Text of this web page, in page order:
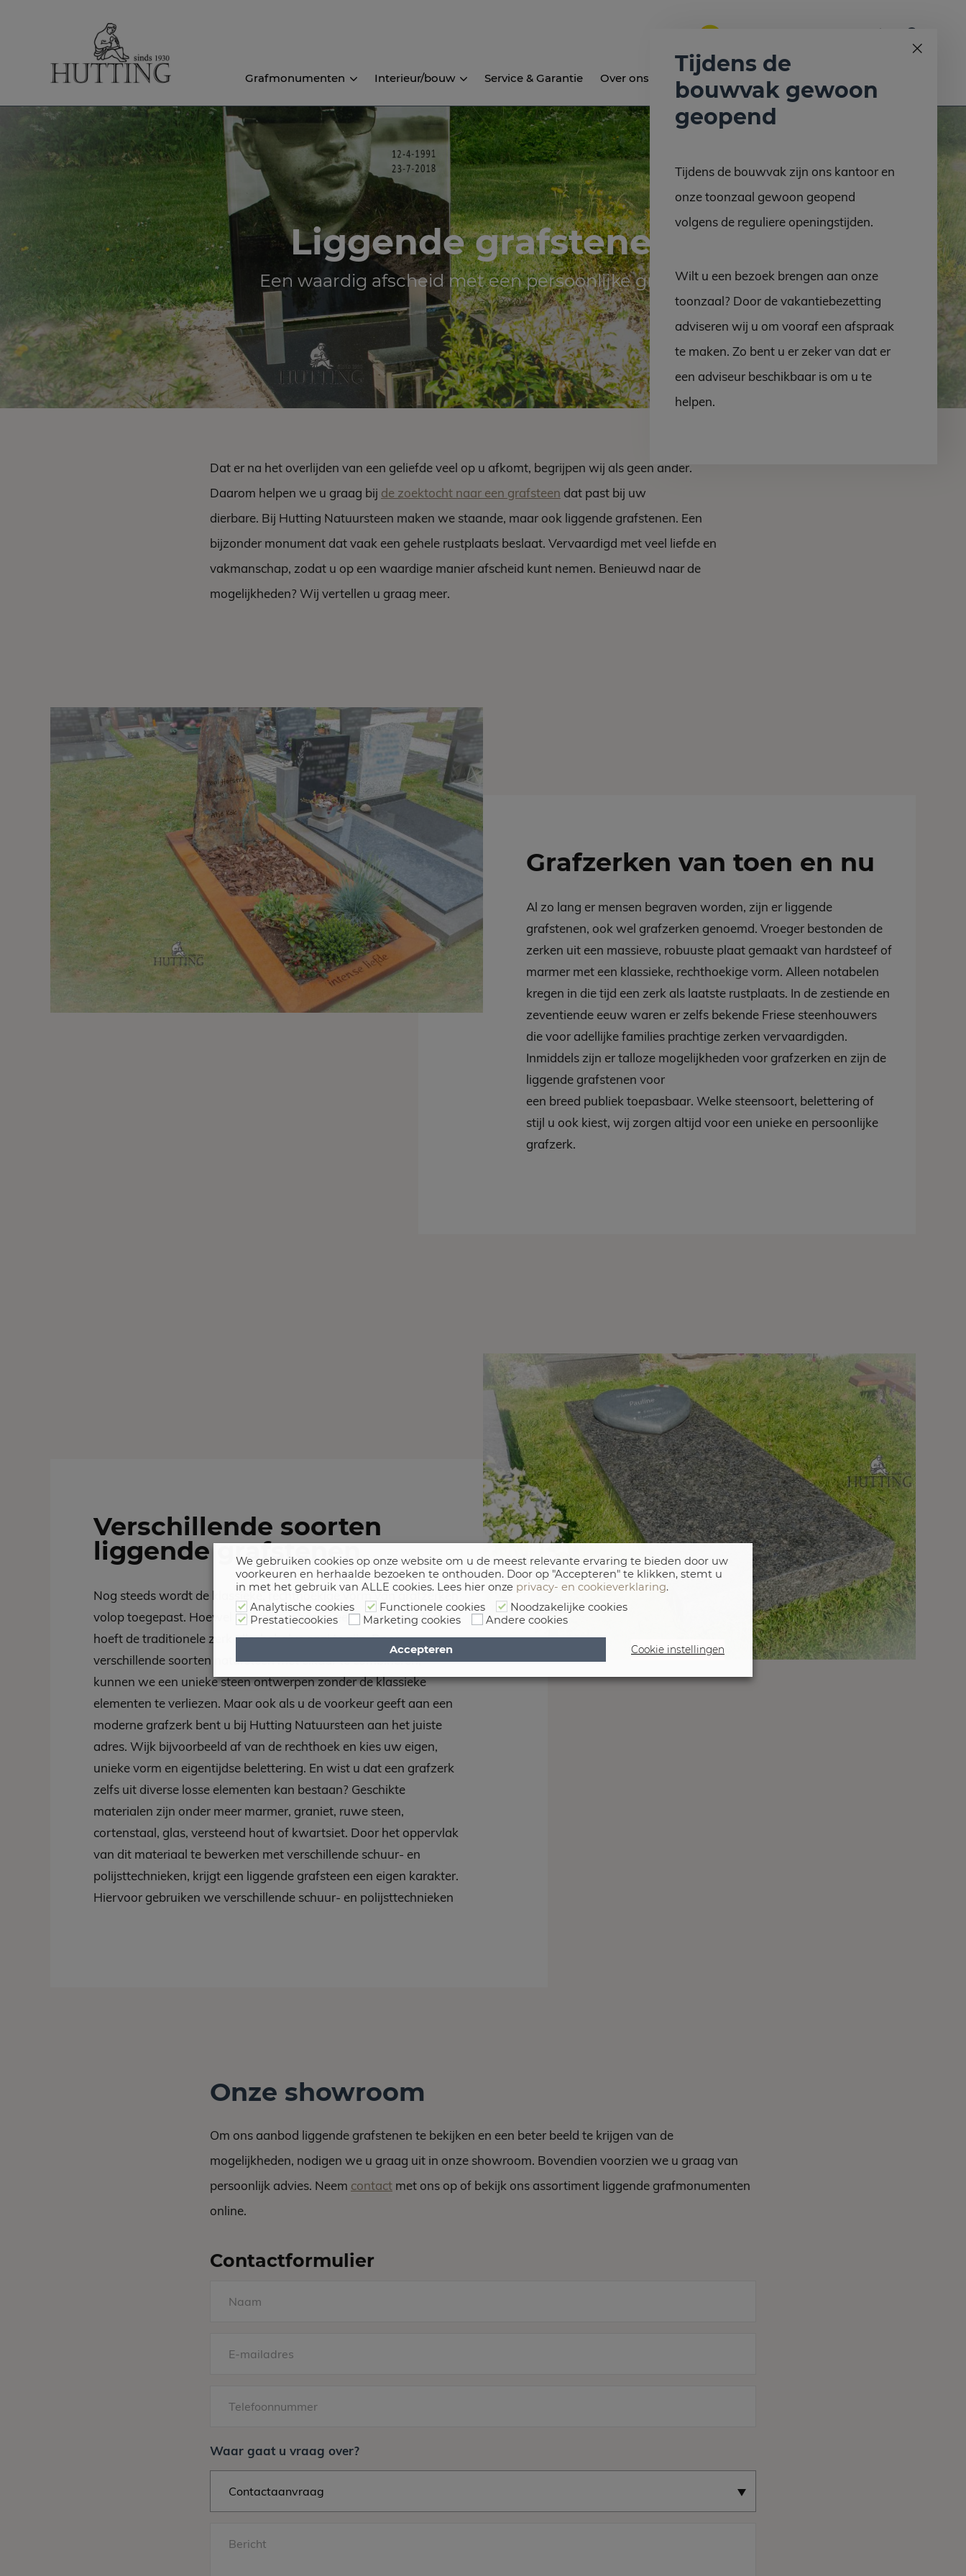
Grafmonumenten Interieur/bouw Service & Garantie Over ons Nieuws
Liggende grafstenen
Een waardig afscheid met een persoonlijke grafzerk
Dat er na het overlijden van een geliefde veel op u afkomt, begrijpen wij als geen ander.
Daarom helpen we u graag bij de zoektocht naar een grafsteen dat past bij uw
dierbare. Bij Hutting Natuursteen maken we staande, maar ook liggende grafstenen. Een
bijzonder monument dat vaak een gehele rustplaats beslaat. Vervaardigd met veel liefde en
vakmanschap, zodat u op een waardige manier afscheid kunt nemen. Benieuwd naar de
mogelijkheden? Wij vertellen u graag meer.
Grafzerken van toen en nu
Al zo lang er mensen begraven worden, zijn er liggende
grafstenen, ook wel grafzerken genoemd. Vroeger bestonden de
zerken uit een massieve, robuuste plaat gemaakt van hardsteef of
marmer met een klassieke, rechthoekige vorm. Alleen notabelen
kregen in die tijd een zerk als laatste rustplaats. In de zestiende en
zeventiende eeuw waren er zelfs bekende Friese steenhouwers
die voor adellijke families prachtige zerken vervaardigden.
Inmiddels zijn er talloze mogelijkheden voor grafzerken en zijn de
liggende grafstenen voor
een breed publiek toepasbaar. Welke steensoort, belettering of
stijl u ook kiest, wij zorgen altijd voor een unieke en persoonlijke
grafzerk.
Verschillende soorten
liggende grafstenen
Nog steeds wordt de klassieke,rechthoekige vorm van grafzerken
volop toegepast. Hoewel de steen sober en eenvoudig aandoet,
hoeft de traditionele zerk allesbehalve saai te zijn. Door
verschillende soorten natursteen met elkaar te combineren,
kunnen we een unieke steen ontwerpen zonderde klassieke
elementen te verliezen. Maar ook als u de voorkeur geeft aan een
moderne grafzerk bent u bij Hutting Natuursteen aan het juiste
adres. Wijk bijvoorbeeld af van de rechthoek en kies uw eigen,
unieke vorm en eigentijdse belettering. En wist u dat een grafzerk
zelfs uit diverse losse elementen kan bestaan? Geschikte
materialen zijn onder meer marmer, graniet, ruwe steen,
cortenstaal, glas, versteend hout of kwartsiet. Door het oppervlak
van dit materiaal te bewerken met verschillende schuur- en
polijsttechnieken, krijgt een liggende grafsteen een eigen karakter.
Hiervoor gebruiken we verschillende schuur- en polijsttechnieken
Onze showroom
Om ons aanbod liggende grafstenen te bekijken en een beter beeld te krijgen van de
mogelijkheden, nodigen we u graag uit in onze showroom. Bovendien voorzien we u graag van
persoonlijk advies. Neem contact met ons op of bekijk ons assortiment liggende grafmonumenten
online.
Contactformulier
Waar gaat u vraag over?
Tijdens de
bouwvak gewoon
geopend
Tijdens de bouwvak zijn ons kantoor en
onze toonzaal gewoon geopend
volgens de reguliere openingstijden.
Wilt u een bezoek brengen aan onze
toonzaal? Door de vakantiebezetting
adviseren wij u om vooraf een afspraak
te maken. Zo bent u er zeker van dat er
een adviseur beschikbaar is om u te
helpen.
We gebruiken cookies op onze website om u de meest relevante ervaring te bieden door uw
voorkeuren en herhaalde bezoeken te onthouden. Door op "Accepteren" te klikken, stemt u
in met het gebruik van ALLE cookies. Lees hier onze privacy- en cookieverklaring.
Analytische cookies
Functionele cookies
Noodzakelijke cookies
Prestatiecookies
Marketing cookies Andere cookies
Cookie instellingen
Accepteren